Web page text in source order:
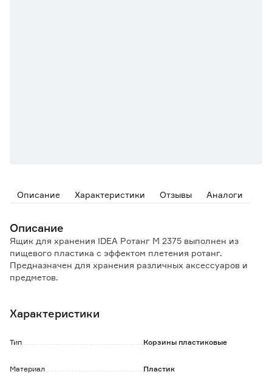
Описание Характеристики Отзывы Аналоги
Описание
Ящик для хранения IDEA Ротанг М 2375 выполнен из
пищевого пластика с эффектом плетения ротанг.
Предназначен для хранения различных аксессуаров и
предметов.
- стильная форма без углов;
Характеристики
Тип Корзины пластиковые
Материал Пластик